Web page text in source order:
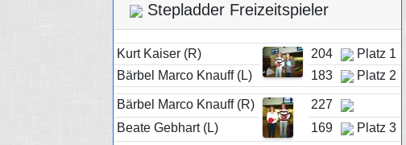
Stepladder Freizeitspieler
Kurt Kaiser (R) 204
Platz 1
Bärbel Marco Knauff (L)
183 Platz 2
Bärbel Marco Knauff (R)
227
Beate Gebhart (L)
169 Platz 3